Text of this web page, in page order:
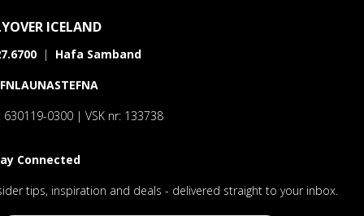
ICELAND
| Hafa Samband
630119-0300 | VSK nr: 133738
Connected
tips, inspiration and deals - delivered straight to your inbox.